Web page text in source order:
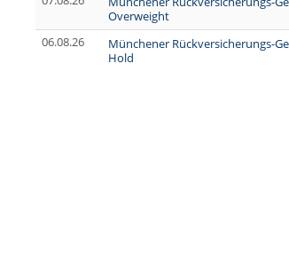
Overweight
06.08.26
Münchener Rückversicherungs-
Hold